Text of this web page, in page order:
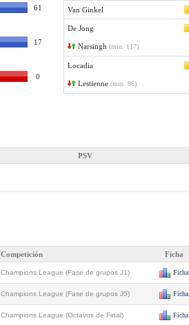
61
17
0
Van Ginkel
De Jong
Narsingh (min. 117)
Locadia
Lestienne (min. 86)
PSV
Competición Ficha
Champions League (Fase de grupos J1) Ficha
Champions League (Fase de grupos J5) Ficha
Champions League (Octavos de Final) Ficha